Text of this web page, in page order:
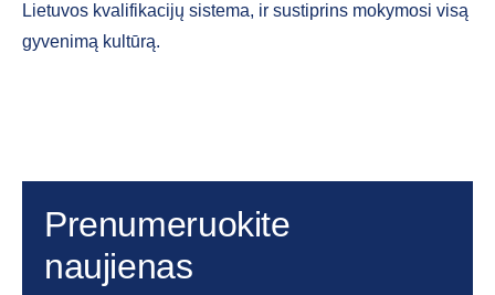
Lietuvos kvalifikacijų sistema, ir sustiprins mokymosi visą
gyvenimą kultūrą.
Prenumeruokite
naujienas